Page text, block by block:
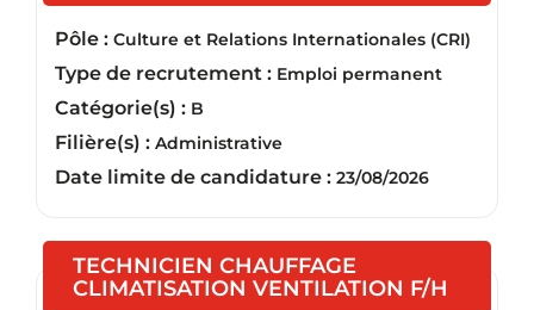
Pôle : Culture et Relations Internationales (CRI)
Type de recrutement : Emploi permanent
Catégorie(s) : B
Filière(s) : Administrative
Date limite de candidature : 23/08/2026
TECHNICIEN CHAUFFAGE
CLIMATISATION VENTILATION F/H